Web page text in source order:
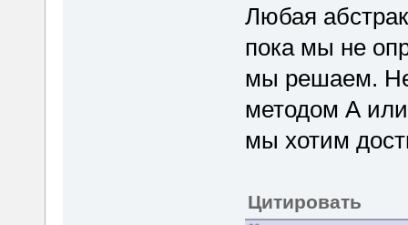
Любая
пока мы не
мы решаем.
методом А
мы хотим
Цитировать